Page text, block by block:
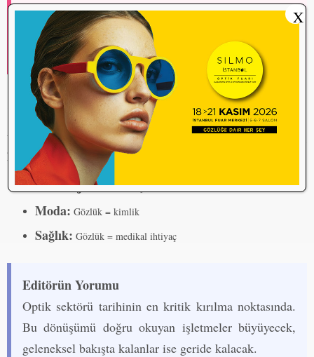
Ekonomik Gerçek
Sektörde kazananlar, ürün değil deneyim satanlar
olacak.
Gelecek: Bu Üçlü Yapı Kalıcı mı?
Uzmanlara göre gözlük sektöründeki bu üçlü ayrım geçici değil,
kalıcı bir dönüşümün parçası.
Teknoloji:Gözlük = taşınabilir cihaz
Moda: Gözlük = kimlik
Sağlık: Gözlük = medikal ihtiyaç
Editörün Yorumu
Optik sektörü tarihinin en kritik kırılma noktasında.
Bu dönüşümü doğru okuyan işletmeler büyüyecek,
geleneksel bakışta kalanlar ise geride kalacak.
X